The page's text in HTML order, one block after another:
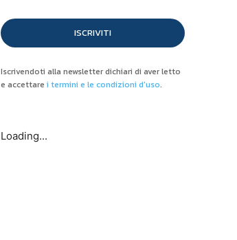
ISCRIVITI
Iscrivendoti alla newsletter dichiari di aver letto
e accettare i termini e le condizioni d'uso.
Loading...